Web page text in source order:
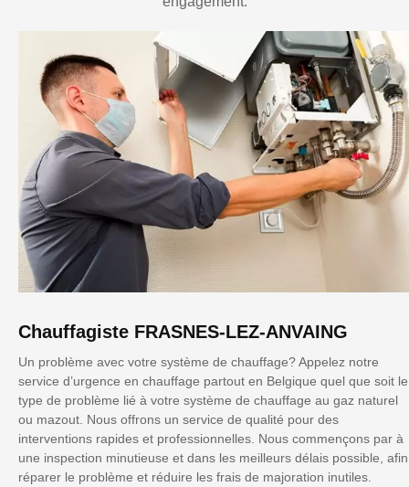
Chauffagiste FRASNES-LEZ-ANVAING
Un problème avec votre système de chauffage? Appelez notre
service d’urgence en chauffage partout en Belgique quel que soit le
type de problème lié à votre système de chauffage au gaz naturel
ou mazout. Nous offrons un service de qualité pour des
interventions rapides et professionnelles. Nous commençons par à
une inspection minutieuse et dans les meilleurs délais possible, afin
réparer le problème et réduire les frais de majoration inutiles.